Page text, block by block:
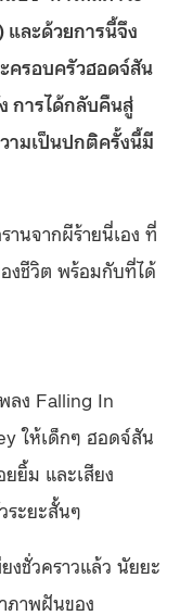
ละด้วยการนี้จึง
ะครอบครัวฮอดจ์สัน
การได้กลับคืนสู่
ามเป็นปกติครั้งนี้มี
านจากผีร้ายนี่เอง ที่
งชีวิต พร้อมกับที่ได้
ลง Falling In
ให้เด็กๆ ฮอดจ์สัน
ยิ้ม และเสียง
ระยะสั้นๆ
งชั่วคราวแล้ว นัยยะ
ภาพฝันของ